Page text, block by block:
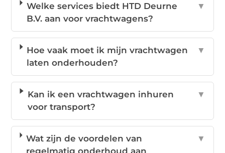
Welke services biedt HTD Deurne
B.V. aan voor vrachtwagens?
▼
Hoe vaak moet ik mijn vrachtwagen
laten onderhouden?
▼
Kan ik een vrachtwagen inhuren
voor transport?
▼
Wat zijn de voordelen van
regelmatig onderhoud aan
▼